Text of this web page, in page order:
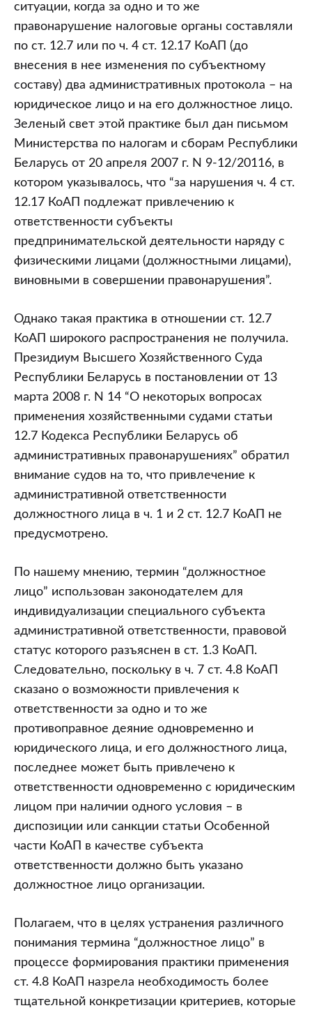
ситуации, когда за одно и то же
правонарушение налоговые органы составляли
по ст. 12.7 или по ч. 4 ст. 12.17 КоАП (до
внесения в нее изменения по субъектному
составу) два административных протокола – на
юридическое лицо и на его должностное лицо.
Зеленый свет этой практике был дан письмом
Министерства по налогам и сборам Республики
Беларусь от 20 апреля 2007 г. N 9-12/20116, в
котором указывалось, что “за нарушения ч. 4 ст.
12.17 КоАП подлежат привлечению к
ответственности субъекты
предпринимательской деятельности наряду с
физическими лицами (должностными лицами),
виновными в совершении правонарушения”.
Однако такая практика в отношении ст. 12.7
КоАП широкого распространения не получила.
Президиум Высшего Хозяйственного Суда
Республики Беларусь в постановлении от 13
марта 2008 г. N 14 “О некоторых вопросах
применения хозяйственными судами статьи
12.7 Кодекса Республики Беларусь об
административных правонарушениях” обратил
внимание судов на то, что привлечение к
административной ответственности
должностного лица в ч. 1 и 2 ст. 12.7 КоАП не
предусмотрено.
По нашему мнению, термин “должностное
лицо” использован законодателем для
индивидуализации специального субъекта
административной ответственности, правовой
статус которого разъяснен в ст. 1.3 КоАП.
Следовательно, поскольку в ч. 7 ст. 4.8 КоАП
сказано о возможности привлечения к
ответственности за одно и то же
противоправное деяние одновременно и
юридического лица, и его должностного лица,
последнее может быть привлечено к
ответственности одновременно с юридическим
лицом при наличии одного условия – в
диспозиции или санкции статьи Особенной
части КоАП в качестве субъекта
ответственности должно быть указано
должностное лицо организации.
Полагаем, что в целях устранения различного
понимания термина “должностное лицо” в
процессе формирования практики применения
ст. 4.8 КоАП назрела необходимость более
тщательной конкретизации критериев, которые